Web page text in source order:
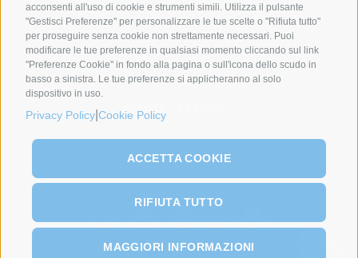
acconsenti all'uso di cookie e strumenti simili. Utilizza il pulsante
"Gestisci Preferenze" per personalizzare le tue scelte o "Rifiuta tutto"
per proseguire senza cookie non strettamente necessari. Puoi
modificare le tue preferenze in qualsiasi momento cliccando sul link
"Preferenze Cookie" in fondo alla pagina o sull'icona dello scudo in
basso a sinistra. Le tue preferenze si applicheranno al solo
dispositivo in uso.
Privacy Policy Cookie Policy
ACCETTA COOKIE
RIFIUTA TUTTO
MAGGIORI INFORMAZIONI
SU DI NOI PRODOTTI PROCESSI
CONTATTI
SERVICE NETWORK IT